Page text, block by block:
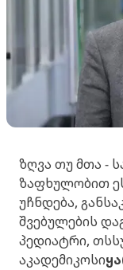
ზღვა თუ მთა -
ზაფხულობით
უჩნდება,
შვებულების
პედიატრი,
აკადემიკოსი